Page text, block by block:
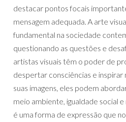
destacar pontos focais
mensagem adequada. A arte
fundamental na sociedade
questionando as questões e
artistas visuais têm o poder de
despertar consciências e inspirar
suas imagens, eles podem
meio ambiente, igualdade social
é uma forma de expressão que